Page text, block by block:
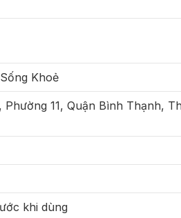
Khoẻ
Phường 11, Quận Bình Thạnh,
khi dùng